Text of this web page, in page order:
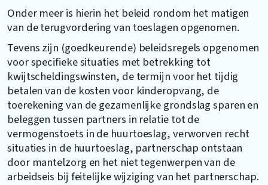
Onder meer is hierin het beleid rondom het matigen
van de terugvordering van toeslagen opgenomen.
Tevens zijn (goedkeurende) beleidsregels opgenomen
voor specifieke situaties met betrekking tot
kwijtscheldingswinsten, de termijn voor het tijdig
betalen van de kosten voor kinderopvang, de
toerekening van de gezamenlijke grondslag sparen en
beleggen tussen partners in relatie tot de
vermogenstoets in de huurtoeslag, verworven recht
situaties in de huurtoeslag, partnerschap ontstaan
door mantelzorg en het niet tegenwerpen van de
arbeidseis bij feitelijke wijziging van het partnerschap.